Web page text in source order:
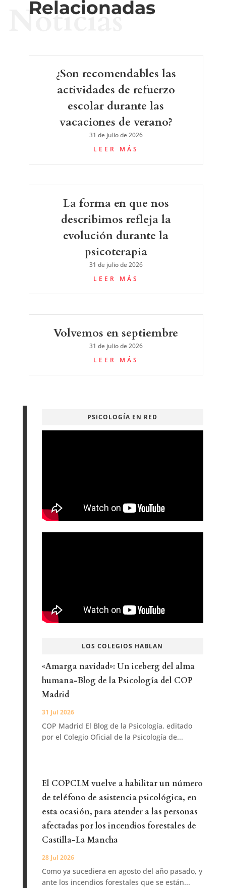
Relacionadas
Noticias
¿Son recomendables las
actividades de refuerzo
escolar durante las
vacaciones de verano?
31 de julio de 2026
LEER MÁS
La forma en que nos
describimos refleja la
evolución durante la
psicoterapia
31 de julio de 2026
LEER MÁS
Volvemos en septiembre
31 de julio de 2026
LEER MÁS
PSICOLOGÍA EN RED
LOS COLEGIOS HABLAN
«Amarga navidad»: Un iceberg del alma
humana-Blog de la Psicología del COP
Madrid
31 Jul 2026
COP Madrid El Blog de la Psicología, editado
por el Colegio Oficial de la Psicología de...
El COPCLM vuelve a habilitar un número
de teléfono de asistencia psicológica, en
esta ocasión, para atender a las personas
afectadas por los incendios forestales de
Castilla-La Mancha
28 Jul 2026
Como ya sucediera en agosto del año pasado, y
ante los incendios forestales que se están...